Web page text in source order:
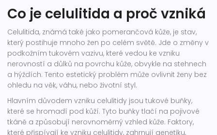
Co je celulitida a proč vzniká
Celulitida, známá také jako pomerančová kůže, je stav,
který postihuje mnoho žen po celém světě. Jde o změny v
podkožním tukovém vazivu, které vedou ke vzniku
nerovností a důlků na povrchu kůže, obvykle na stehnech
a hýždích. Tento estetický problém může ovlivnit ženy bez
ohledu na věk, váhu, nebo životní styl.
Hlavním důvodem vzniku celulitidy jsou tukové buňky,
které se hromadí pod kůží. Tyto buňky tlačí na pojivové
tkáně a způsobují nerovnoměrný vzhled kůže. Faktory,
které přispívají ke vzniku celulitidy, zahrnují genetiku,